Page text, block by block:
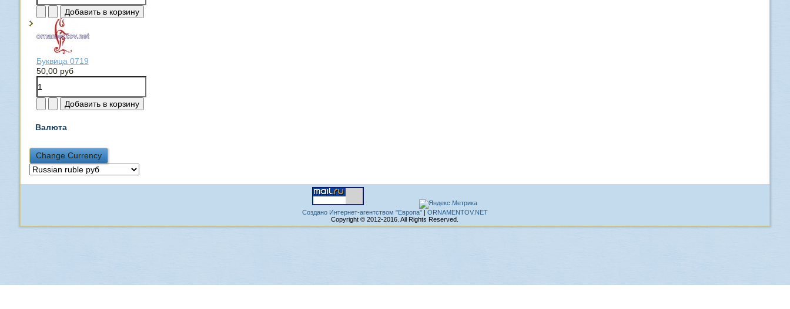
Буквица 0719
50,00 руб
Валюта
Создано Интернет-агентством "Европа"| ORNAMENTOV.NET
Copyright © 2012-2016. All Rights Reserved.